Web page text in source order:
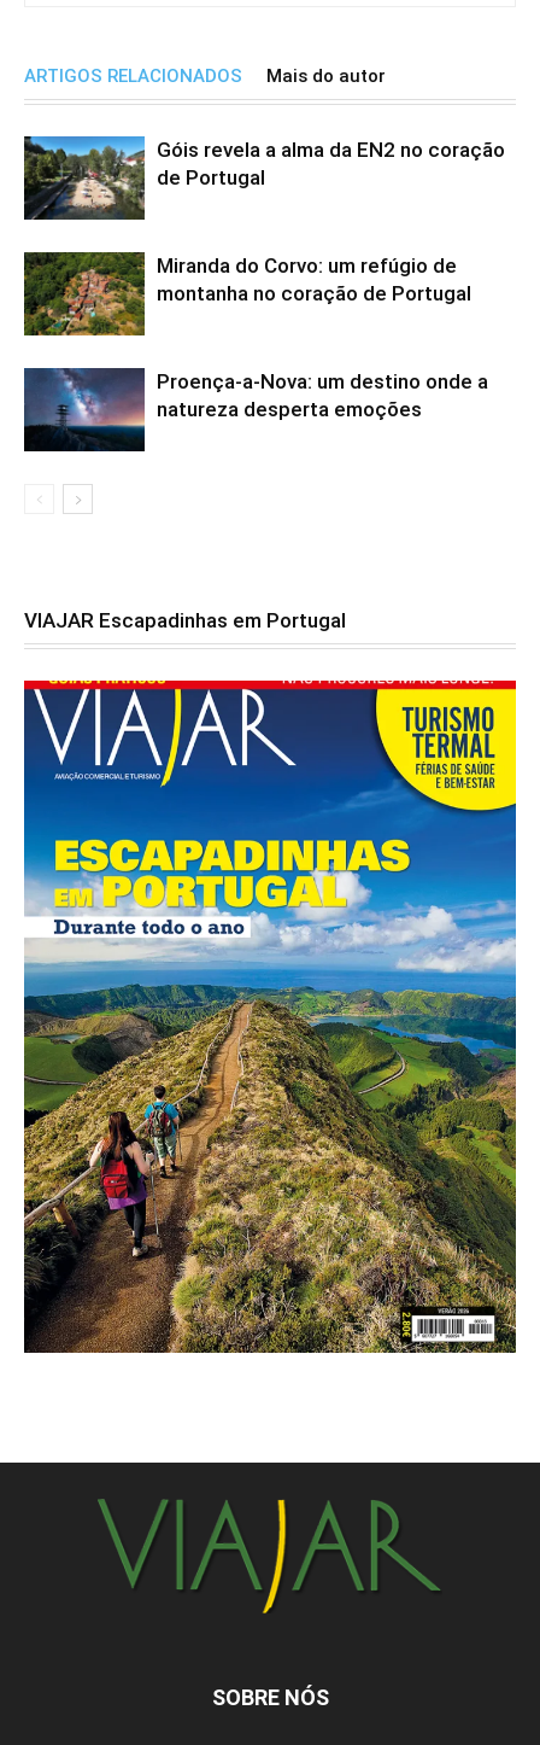
ARTIGOS RELACIONADOS Mais do autor
Góis revela a alma da EN2 no coração
de Portugal
Miranda do Corvo: um refúgio de
montanha no coração de Portugal
Proença-a-Nova: um destino onde a
natureza desperta emoções
VIAJAR Escapadinhas em Portugal
SOBRE NÓS